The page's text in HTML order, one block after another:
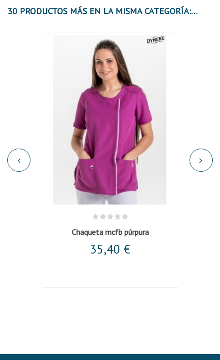
30 PRODUCTOS MÁS EN LA MISMA CATEGORÍA:
Chaqueta mcfb púrpura
35,40 €